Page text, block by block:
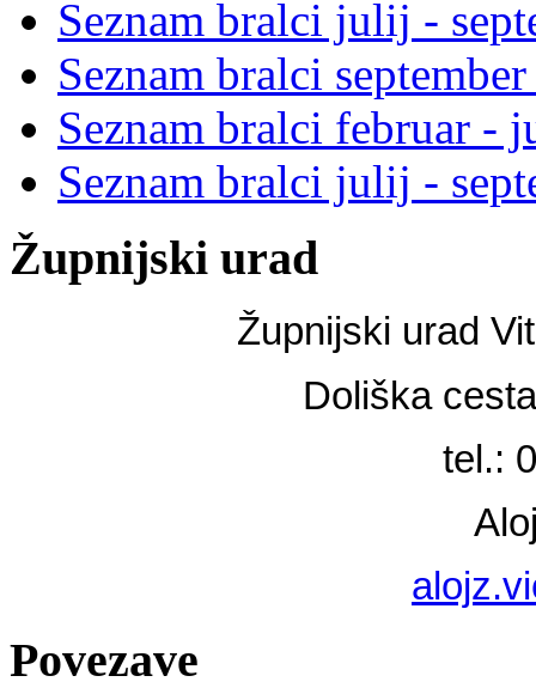
Seznam bralci julij -
Seznam bralci
Seznam bralci februar -
Seznam bralci julij -
Župnijski urad
Župnijski urad
Doliška
tel.:
Povezave